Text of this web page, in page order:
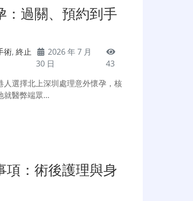
：過關、預約到手
術,終止
2026 年 7 月
30 日
43
人選擇北上深圳處理意外懷孕，核
就醫弊端眾…
項：術後護理與身